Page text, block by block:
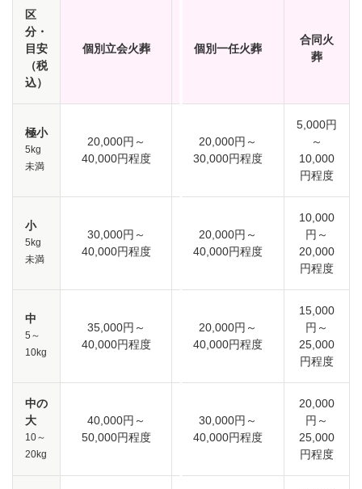
区
分・
目安
（税
込）
個別立会火葬 個別一任火葬
合同火
葬
極小
5kg
未満
20,000円～
40,000円程度
20,000円～
30,000円程度
5,000円
～
10,000
円程度
小
5kg
未満
30,000円～
40,000円程度
20,000円～
40,000円程度
10,000
円～
20,000
円程度
中
5～
10kg
35,000円～
40,000円程度
20,000円～
40,000円程度
15,000
円～
25,000
円程度
中の
大
10～
20kg
40,000円～
50,000円程度
30,000円～
40,000円程度
20,000
円～
25,000
円程度